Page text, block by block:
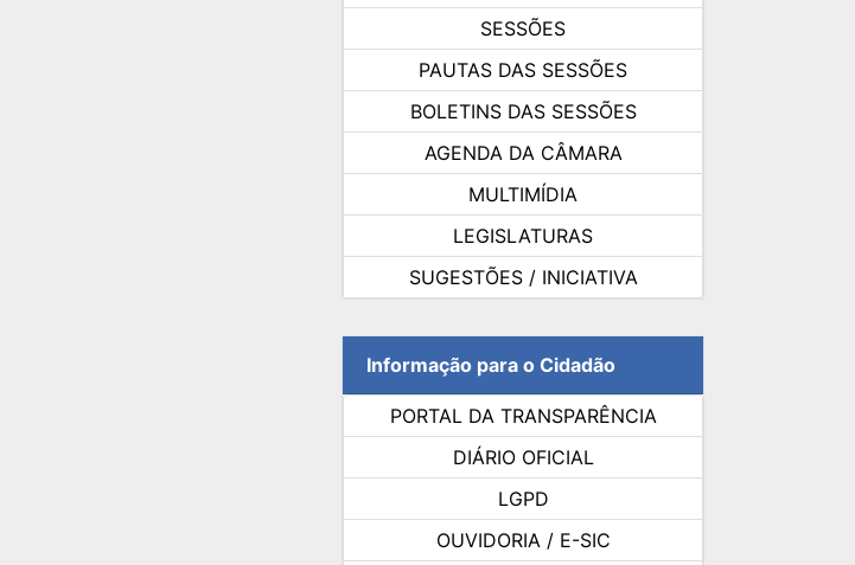
SESSÕES
PAUTAS DAS SESSÕES
BOLETINS DAS SESSÕES
AGENDA DA CÂMARA
MULTIMÍDIA
LEGISLATURAS
SUGESTÕES / INICIATIVA
Informação para o Cidadão
PORTAL DA TRANSPARÊNCIA
DIÁRIO OFICIAL
LGPD
OUVIDORIA / E-SIC